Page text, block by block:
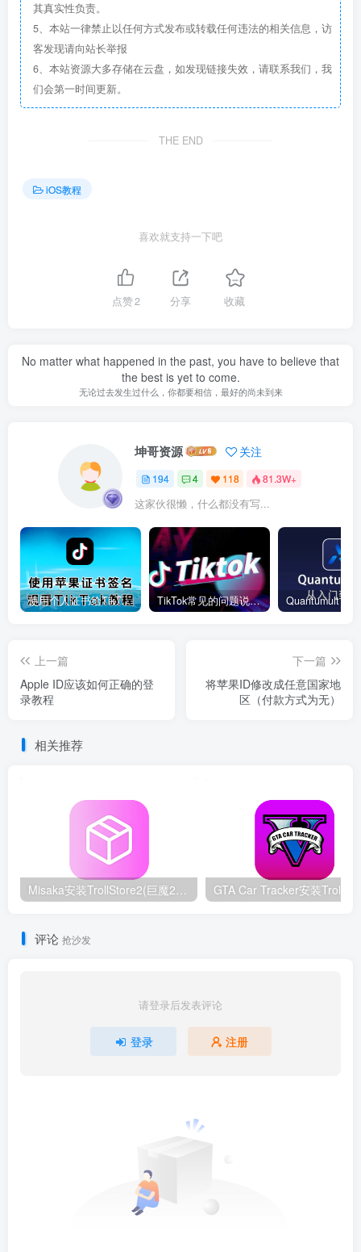
其真实性负责。
5、本站一律禁止以任何方式发布或转载任何违法的相关信息，访
客发现请向站长举报
6、本站资源大多存储在云盘，如发现链接失效，请联系我们，我
们会第一时间更新。
THE END
iOS教程
喜欢就支持一下吧
点赞2 分享 收藏
No matter what happened in the past, you have to believe that
the best is yet to come.
无论过去发生过什么，你都要相信，最好的尚未到来
坤哥资源 关注
194 4 118 81.3W+
这家伙很懒，什么都没有写...
使用个人证书给TikTok签名安装(视频) TikTok常见的问题说明和解决方法
上一篇
Apple ID应该如何正确的登
录教程
下一篇
将苹果ID修改成任意国家地
区（付款方式为无）
相关推荐
Misaka安装TrollStore2(巨魔2)教程-支持iOS15.0-16.6.1
评论 抢沙发
请登录后发表评论
登录 注册